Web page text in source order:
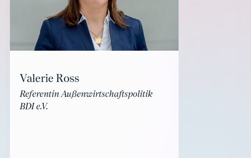
Valerie Ross
Referentin Außenwirtschaftspolitik
BDI e.V.